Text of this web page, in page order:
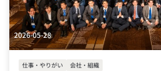
2026-05-28
仕事・やりがい 会社・組織